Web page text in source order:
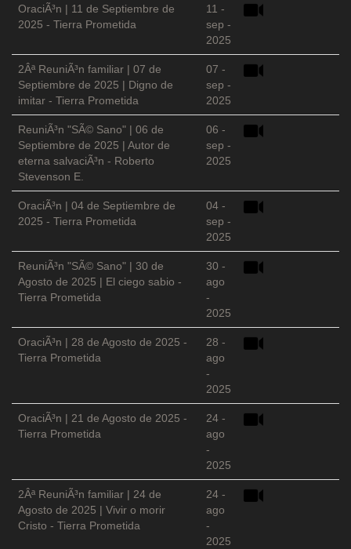
OraciÃ³n | 11 de Septiembre de
2025 - Tierra Prometida
11 -
sep -
2025
2Âª ReuniÃ³n familiar | 07 de
Septiembre de 2025 | Digno de
imitar - Tierra Prometida
07 -
sep -
2025
ReuniÃ³n "SÃ© Sano" | 06 de
Septiembre de 2025 | Autor de
eterna salvaciÃ³n - Roberto
Stevenson E.
06 -
sep -
2025
OraciÃ³n | 04 de Septiembre de
2025 - Tierra Prometida
04 -
sep -
2025
ReuniÃ³n "SÃ© Sano" | 30 de
Agosto de 2025 | El ciego sabio -
Tierra Prometida
30 -
ago
-
2025
OraciÃ³n | 28 de Agosto de 2025 -
Tierra Prometida
28 -
ago
-
2025
OraciÃ³n | 21 de Agosto de 2025 -
Tierra Prometida
24 -
ago
-
2025
2Âª ReuniÃ³n familiar | 24 de
Agosto de 2025 | Vivir o morir
Cristo - Tierra Prometida
24 -
ago
-
2025